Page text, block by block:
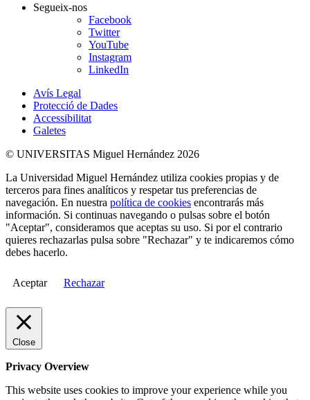
Segueix-nos
Facebook
Twitter
YouTube
Instagram
LinkedIn
Avís Legal
Protecció de Dades
Accessibilitat
Galetes
© UNIVERSITAS Miguel Hernández 2026
La Universidad Miguel Hernández utiliza cookies propias y de
terceros para fines analíticos y respetar tus preferencias de
navegación. En nuestra política de cookies encontrarás más
información. Si continuas navegando o pulsas sobre el botón
"Aceptar", consideramos que aceptas su uso. Si por el contrario
quieres rechazarlas pulsa sobre "Rechazar" y te indicaremos cómo
debes hacerlo.
Aceptar Rechazar
Close
Privacy Overview
This website uses cookies to improve your experience while you